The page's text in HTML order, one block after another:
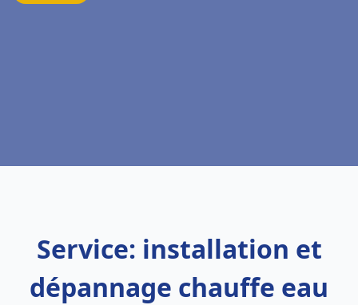
Service: installation et
dépannage chauffe eau